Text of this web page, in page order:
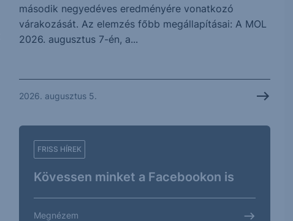
második negyedéves eredményére vonatkozó
várakozását. Az elemzés főbb megállapításai: A MOL
2026. augusztus 7-én, a...
2026. augusztus 5.
FRISS HÍREK
Kövessen minket a Facebookon is
Megnézem